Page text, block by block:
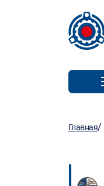
Главная/